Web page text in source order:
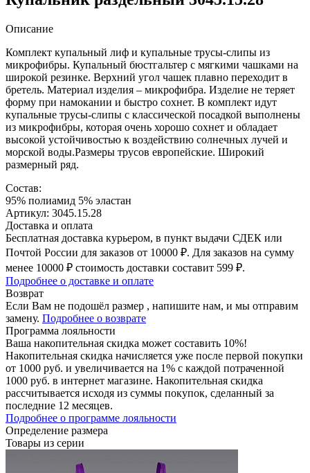
Описание
Комплект купальный лиф и купальные трусы-слипы из
микрофибры. Купальный бюстгальтер с мягкими чашками на
широкой резинке. Верхний угол чашек плавно переходит в
бретель. Материал изделия – микрофибра. Изделие не теряет
форму при намокании и быстро сохнет. В комплект идут
купальные трусы-слипы с классической посадкой выполнены
из микрофибры, которая очень хорошо сохнет и обладает
высокой устойчивостью к воздействию солнечных лучей и
морской воды.Размеры трусов европейские. Широкий
размерный ряд.
Состав:
95% полиамид 5% эластан
Артикул: 3045.15.28
Доставка и оплата
Бесплатная доставка курьером, в пункт выдачи СДЕК или
Почтой России для заказов от 10000 ₽. Для заказов на сумму
менее 10000 ₽ стоимость доставки составит 599 ₽.
Подробнее о доставке и оплате
Возврат
Если Вам не подошёл размер , напишите нам, и мы отправим
замену. Подробнее о возврате
Программа лояльности
Ваша накопительная скидка может составить 10%!
Накопительная скидка начисляется уже после первой покупки
от 1000 руб. и увеличивается на 1% с каждой потраченной
1000 руб. в интернет магазине. Накопительная скидка
рассчитывается исходя из суммы покупок, сделанный за
последние 12 месяцев.
Подробнее о программе лояльности
Определение размера
Товары из серии